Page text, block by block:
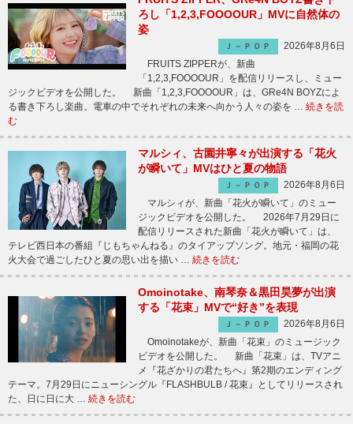
ろし「1,2,3,FOOOOUR」MVに自然体の
姿
Ｊ－ＰＯＰ
2026年8月6日
FRUITS ZIPPERが、新曲
「1,2,3,FOOOOUR」を配信リリースし、ミュー
ジックビデオを公開した。 新曲「1,2,3,FOOOOUR」は、GRe4N BOYZによ
る書き下ろし楽曲。電車の中でそれぞれの未来へ向かう人々の姿を … 続きを読
む
マルシィ、古園井寧々が出演する「花火
が瞬いて」MVはひと夏の物語
Ｊ－ＰＯＰ
2026年8月6日
マルシィが、新曲「花火が瞬いて」のミュー
ジックビデオを公開した。 2026年7月29日に
配信リリースされた新曲「花火が瞬いて」は、
テレビ西日本の番組『じもちゃんねる』のタイアップソング。地元・福岡の花
火大会で過ごしたひと夏の思い出を描い … 続きを読む
Omoinotake、南琴奈＆黒田昊夢が出演
する「花束」MVで“好き”を表現
Ｊ－ＰＯＰ
2026年8月6日
Omoinotakeが、新曲「花束」のミュージック
ビデオを公開した。 新曲「花束」は、TVアニ
メ『花ざかりの君たちへ』第2期のエンディング
テーマ。7月29日にニューシングル『FLASHBULB / 花束』としてリリースされ
た、日に日に大 … 続きを読む